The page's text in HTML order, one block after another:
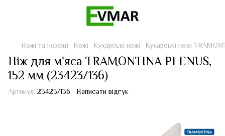
Ножі та ножиці Ножі Кухарські ножі Кухарські ножі
Ніж для м'яса TRAMONTINA PLENUS,
152 мм (23423/136)
Артикул: 23423/136 Написати відгук